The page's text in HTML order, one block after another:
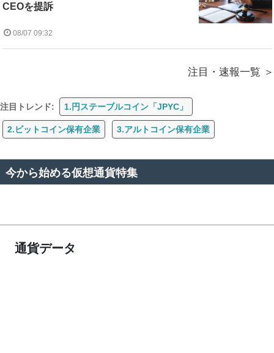
CEOを提訴
08/07 09:32
注目・速報一覧
注目トレンド: 1.円ステーブルコイン「JPYC」
2.ビットコイン保有企業 3.アルトコイン保有企業
今から始める仮想通貨特集
通貨データ